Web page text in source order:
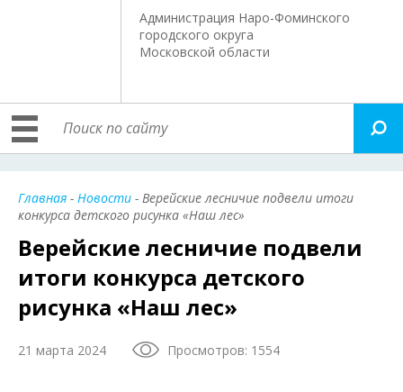
Администрация Наро-Фоминского
городского округа
Московской области
Главная - Новости - Верейские лесничие подвели итоги
конкурса детского рисунка «Наш лес»
Верейские лесничие подвели
итоги конкурса детского
рисунка «Наш лес»
21 марта 2024 Просмотров: 1554